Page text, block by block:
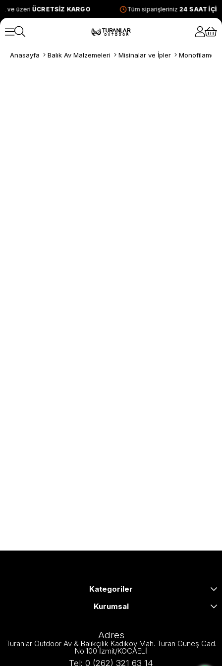
ve üzeri ÜCRETSİZ KARGO Tüm siparişleriniz24 SAAT
Anasayfa Balık Av Malzemeleri Misinalar ve İpler
Kategoriler
Kurumsal
Adres
Turanlar Outdoor Av & Balıkçılık Kadıköy Mah. Turan Güneş Cad.
No:100 İzmit/KOCAELİ
Tel: 0 (262) 321 63 14